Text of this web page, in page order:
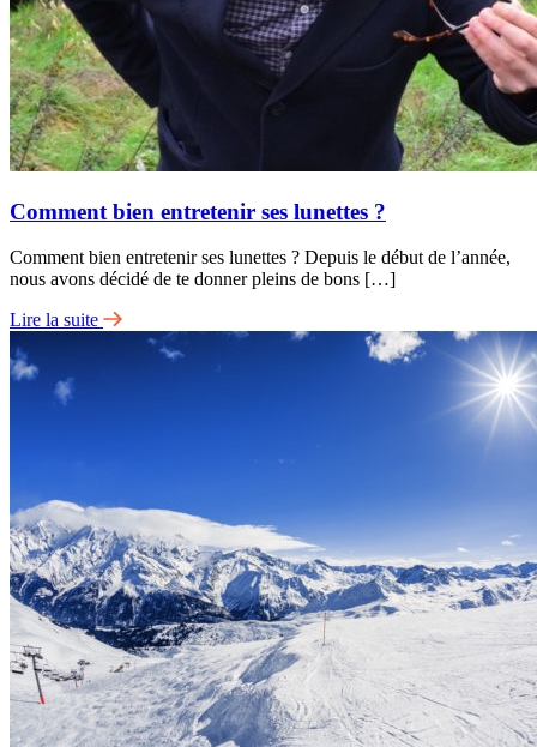
Comment bien entretenir ses lunettes ?
Comment bien entretenir ses lunettes ? Depuis le début de l’année,
nous avons décidé de te donner pleins de bons […]
Lire la suite